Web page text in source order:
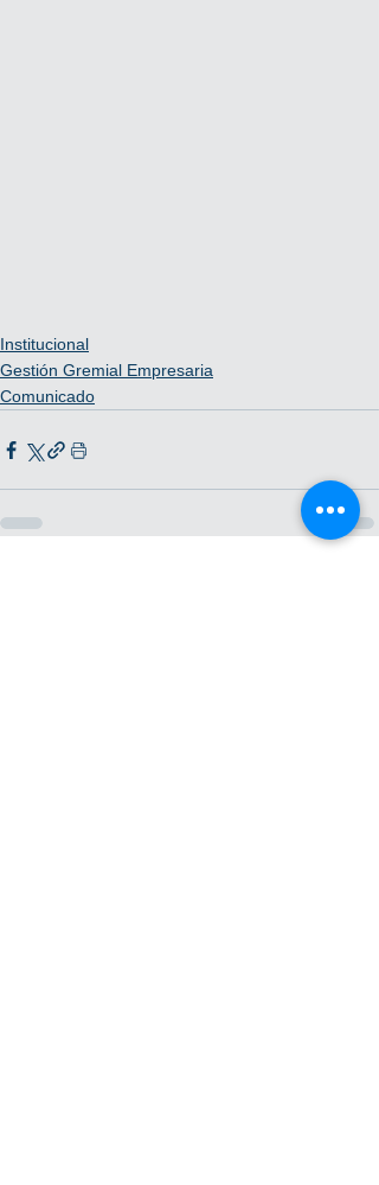
Institucional
Gestión Gremial Empresaria
Comunicado